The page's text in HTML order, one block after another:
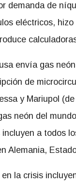
demanda de
eléctricos,
envía gas
de
y Mariupol
neón del
a todos
Alemania,
la crisis